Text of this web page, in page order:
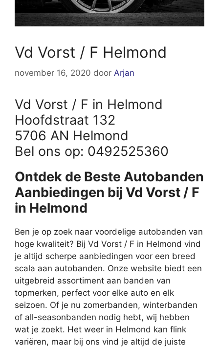
Vd Vorst / F Helmond
november 16, 2020 door Arjan
Vd Vorst / F in Helmond
Hoofdstraat 132
5706 AN Helmond
Bel ons op: 0492525360
Ontdek de Beste Autobanden
Aanbiedingen bij Vd Vorst / F
in Helmond
Ben je op zoek naar voordelige autobanden van
hoge kwaliteit? Bij Vd Vorst / F in Helmond vind
je altijd scherpe aanbiedingen voor een breed
scala aan autobanden. Onze website biedt een
uitgebreid assortiment aan banden van
topmerken, perfect voor elke auto en elk
seizoen. Of je nu zomerbanden, winterbanden
of all-seasonbanden nodig hebt, wij hebben
wat je zoekt. Het weer in Helmond kan flink
variëren, maar bij ons vind je altijd de juiste